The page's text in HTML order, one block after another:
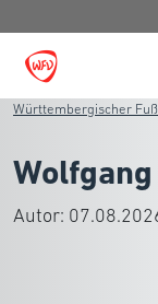
Württembergischer
Autor: